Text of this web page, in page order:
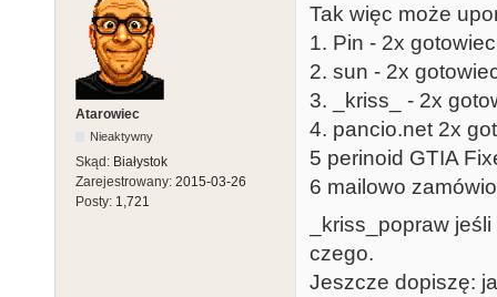
Atarowiec
Nieaktywny
Skąd: Białystok
Zarejestrowany: 2015-03-26
Posty: 1,721
Tak więc może
1. Pin - 2x
2. sun - 2x
3. _kriss_ - 2x
4. pancio.net 2x
5 perinoid GTIA
6 mailowo
_kriss_popraw
czego.
Jeszcze dopiszę: